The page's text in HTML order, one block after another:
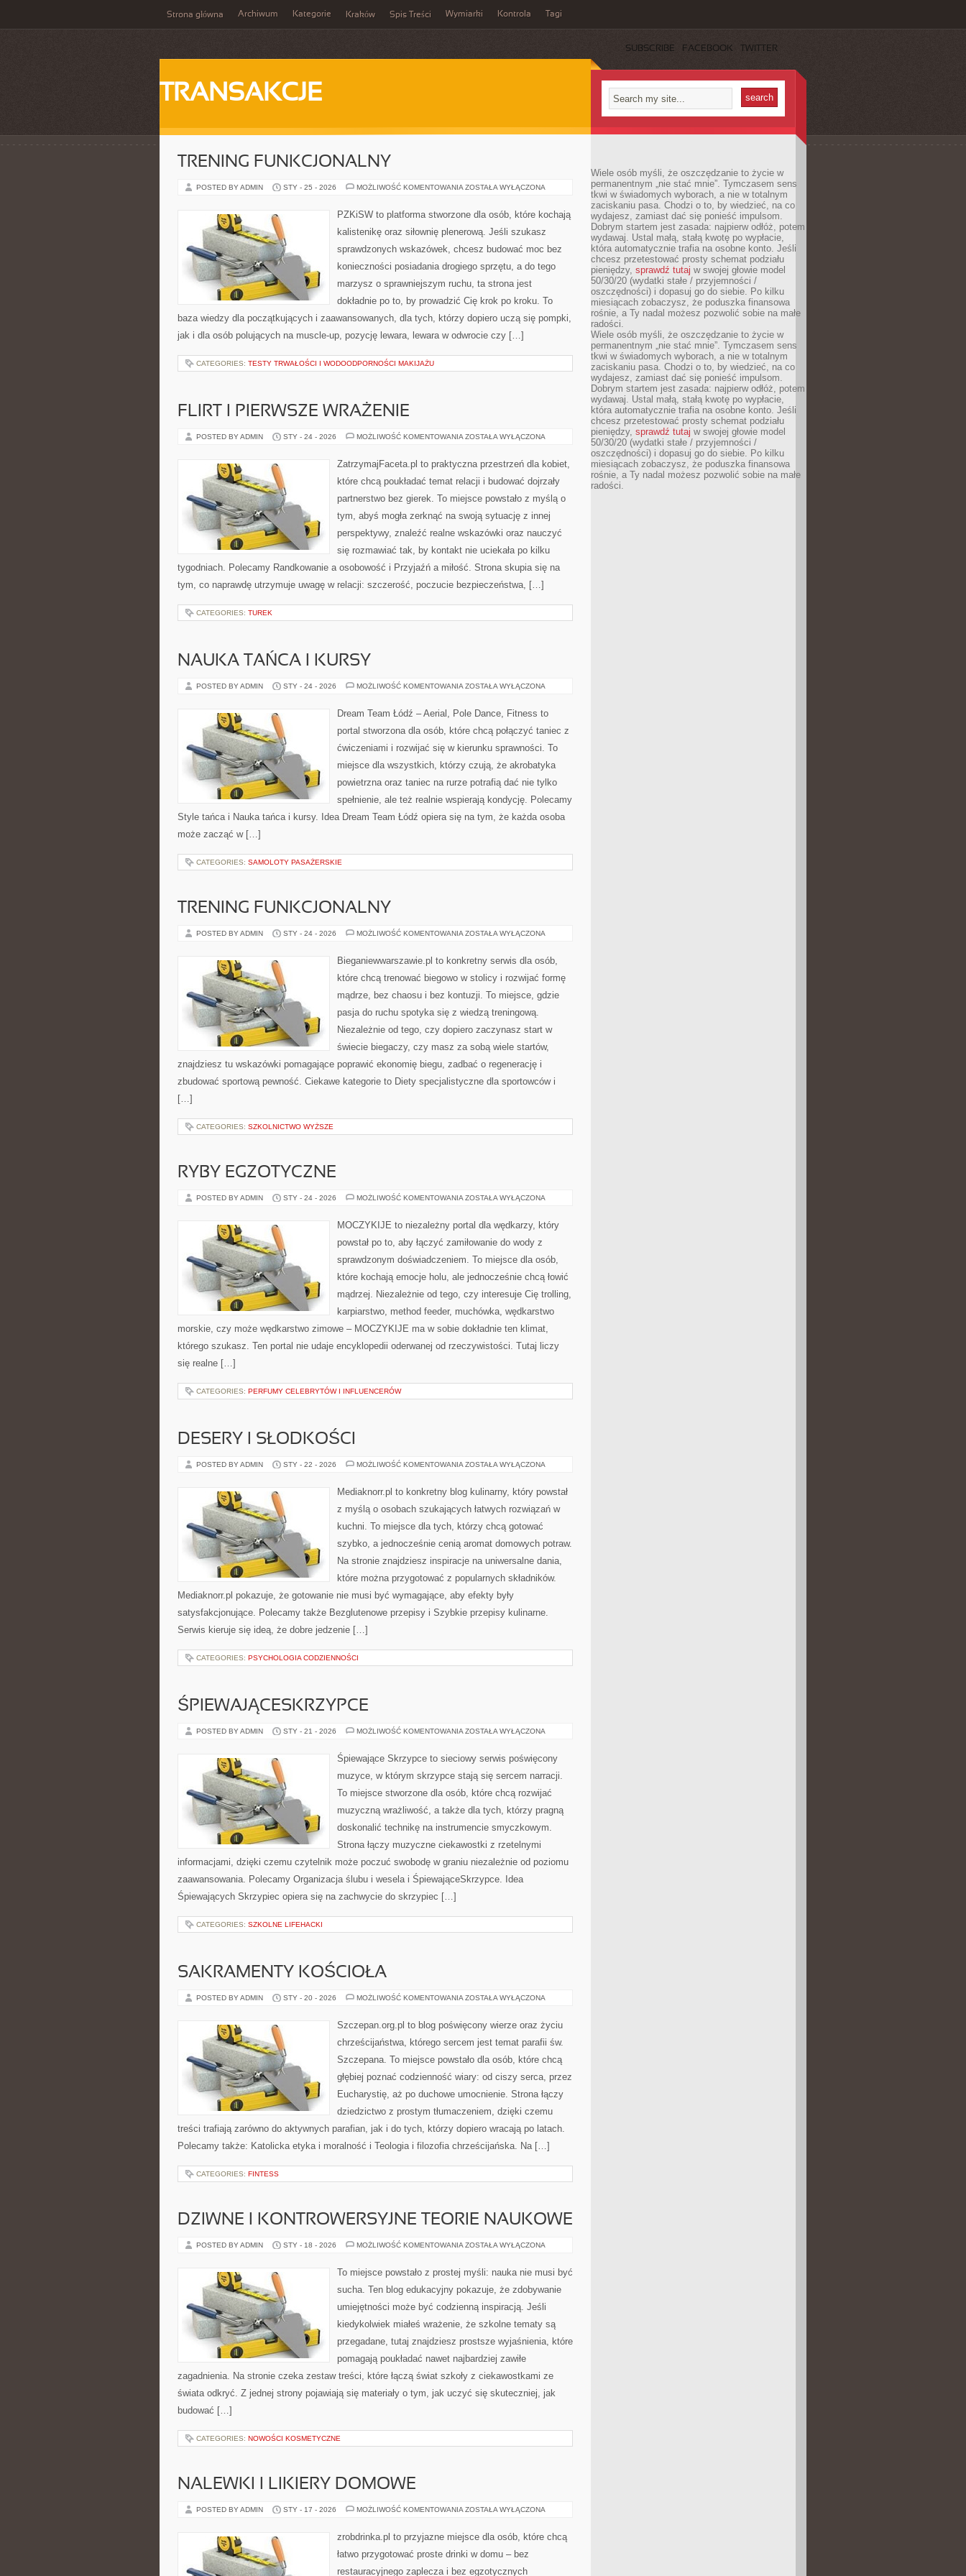
Strona główna Archiwum Kategorie Kraków Spis Treści Wymiarki Kontrola Tagi
SUBSCRIBE FACEBOOK TWITTER
TRANSAKCJE
TRENING FUNKCJONALNY
POSTED BY ADMIN STY - 25 - 2026 MOŻLIWOŚĆ KOMENTOWANIA TRENING
ZOSTAŁA WYŁĄCZONA
PZKiSW to platforma stworzone dla osób, które kochają
kalistenikę oraz siłownię plenerową. Jeśli szukasz
sprawdzonych wskazówek, chcesz budować moc bez
konieczności posiadania drogiego sprzętu, a do tego
marzysz o sprawniejszym ruchu, ta strona jest
dokładnie po to, by prowadzić Cię krok po kroku. To
baza wiedzy dla początkujących i zaawansowanych, dla tych, którzy dopiero uczą się pompki,
jak i dla osób polujących na muscle-up, pozycję lewara, lewara w odwrocie czy […]
CATEGORIES: TESTY TRWAŁOŚCI I WODOODPORNOŚCI MAKIJAŻU
FLIRT I PIERWSZE WRAŻENIE
POSTED BY ADMIN STY - 24 - 2026 MOŻLIWOŚĆ KOMENTOWANIA FLIRT
ZOSTAŁA WYŁĄCZONA
ZatrzymajFaceta.pl to praktyczna przestrzeń dla kobiet,
które chcą poukładać temat relacji i budować dojrzały
partnerstwo bez gierek. To miejsce powstało z myślą o
tym, abyś mogła zerknąć na swoją sytuację z innej
perspektywy, znaleźć realne wskazówki oraz nauczyć
się rozmawiać tak, by kontakt nie uciekała po kilku
tygodniach. Polecamy Randkowanie a osobowość i Przyjaźń a miłość. Strona skupia się na
tym, co naprawdę utrzymuje uwagę w relacji: szczerość, poczucie bezpieczeństwa, […]
CATEGORIES: TUREK
NAUKA TAŃCA I KURSY
POSTED BY ADMIN STY - 24 - 2026 MOŻLIWOŚĆ KOMENTOWANIA NAUKA
KURSY
ZOSTAŁA WYŁĄCZONA
Dream Team Łódź – Aerial, Pole Dance, Fitness to
portal stworzona dla osób, które chcą połączyć taniec z
ćwiczeniami i rozwijać się w kierunku sprawności. To
miejsce dla wszystkich, którzy czują, że akrobatyka
powietrzna oraz taniec na rurze potrafią dać nie tylko
spełnienie, ale też realnie wspierają kondycję. Polecamy
Style tańca i Nauka tańca i kursy. Idea Dream Team Łódź opiera się na tym, że każda osoba
może zacząć w […]
CATEGORIES: SAMOLOTY PASAŻERSKIE
TRENING FUNKCJONALNY
POSTED BY ADMIN STY - 24 - 2026 MOŻLIWOŚĆ KOMENTOWANIA TRENING
ZOSTAŁA WYŁĄCZONA
Bieganiewwarszawie.pl to konkretny serwis dla osób,
które chcą trenować biegowo w stolicy i rozwijać formę
mądrze, bez chaosu i bez kontuzji. To miejsce, gdzie
pasja do ruchu spotyka się z wiedzą treningową.
Niezależnie od tego, czy dopiero zaczynasz start w
świecie biegaczy, czy masz za sobą wiele startów,
znajdziesz tu wskazówki pomagające poprawić ekonomię biegu, zadbać o regenerację i
zbudować sportową pewność. Ciekawe kategorie to Diety specjalistyczne dla sportowców i
[…]
CATEGORIES: SZKOLNICTWO WYŻSZE
RYBY EGZOTYCZNE
POSTED BY ADMIN STY - 24 - 2026 MOŻLIWOŚĆ KOMENTOWANIA RYBY
ZOSTAŁA WYŁĄCZONA
MOCZYKIJE to niezależny portal dla wędkarzy, który
powstał po to, aby łączyć zamiłowanie do wody z
sprawdzonym doświadczeniem. To miejsce dla osób,
które kochają emocje holu, ale jednocześnie chcą łowić
mądrzej. Niezależnie od tego, czy interesuje Cię trolling,
karpiarstwo, method feeder, muchówka, wędkarstwo
morskie, czy może wędkarstwo zimowe – MOCZYKIJE ma w sobie dokładnie ten klimat,
którego szukasz. Ten portal nie udaje encyklopedii oderwanej od rzeczywistości. Tutaj liczy
się realne […]
CATEGORIES: PERFUMY CELEBRYTÓW I INFLUENCERÓW
DESERY I SŁODKOŚCI
POSTED BY ADMIN STY - 22 - 2026 MOŻLIWOŚĆ KOMENTOWANIA DESERY
ZOSTAŁA WYŁĄCZONA
Mediaknorr.pl to konkretny blog kulinarny, który powstał
z myślą o osobach szukających łatwych rozwiązań w
kuchni. To miejsce dla tych, którzy chcą gotować
szybko, a jednocześnie cenią aromat domowych potraw.
Na stronie znajdziesz inspiracje na uniwersalne dania,
które można przygotować z popularnych składników.
Mediaknorr.pl pokazuje, że gotowanie nie musi być wymagające, aby efekty były
satysfakcjonujące. Polecamy także Bezglutenowe przepisy i Szybkie przepisy kulinarne.
Serwis kieruje się ideą, że dobre jedzenie […]
CATEGORIES: PSYCHOLOGIA CODZIENNOŚCI
ŚPIEWAJĄCESKRZYPCE
POSTED BY ADMIN STY - 21 - 2026 MOŻLIWOŚĆ KOMENTOWANIA ŚPIEWAJĄCESKRZYPCE
ZOSTAŁA WYŁĄCZONA
Śpiewające Skrzypce to sieciowy serwis poświęcony
muzyce, w którym skrzypce stają się sercem narracji.
To miejsce stworzone dla osób, które chcą rozwijać
muzyczną wrażliwość, a także dla tych, którzy pragną
doskonalić technikę na instrumencie smyczkowym.
Strona łączy muzyczne ciekawostki z rzetelnymi
informacjami, dzięki czemu czytelnik może poczuć swobodę w graniu niezależnie od poziomu
zaawansowania. Polecamy Organizacja ślubu i wesela i ŚpiewająceSkrzypce. Idea
Śpiewających Skrzypiec opiera się na zachwycie do skrzypiec […]
CATEGORIES: SZKOLNE LIFEHACKI
SAKRAMENTY KOŚCIOŁA
POSTED BY ADMIN STY - 20 - 2026 MOŻLIWOŚĆ KOMENTOWANIA SAKRAMENTY
ZOSTAŁA WYŁĄCZONA
Szczepan.org.pl to blog poświęcony wierze oraz życiu
chrześcijaństwa, którego sercem jest temat parafii św.
Szczepana. To miejsce powstało dla osób, które chcą
głębiej poznać codzienność wiary: od ciszy serca, przez
Eucharystię, aż po duchowe umocnienie. Strona łączy
dziedzictwo z prostym tłumaczeniem, dzięki czemu
treści trafiają zarówno do aktywnych parafian, jak i do tych, którzy dopiero wracają po latach.
Polecamy także: Katolicka etyka i moralność i Teologia i filozofia chrześcijańska. Na […]
CATEGORIES: FINTESS
DZIWNE I KONTROWERSYJNE TEORIE NAUKOWE
POSTED BY ADMIN STY - 18 - 2026 MOŻLIWOŚĆ KOMENTOWANIA DZIWNE
TEORIE
NAUKOWE
ZOSTAŁA WYŁĄCZONA
To miejsce powstało z prostej myśli: nauka nie musi być
sucha. Ten blog edukacyjny pokazuje, że zdobywanie
umiejętności może być codzienną inspiracją. Jeśli
kiedykolwiek miałeś wrażenie, że szkolne tematy są
przegadane, tutaj znajdziesz prostsze wyjaśnienia, które
pomagają poukładać nawet najbardziej zawiłe
zagadnienia. Na stronie czeka zestaw treści, które łączą świat szkoły z ciekawostkami ze
świata odkryć. Z jednej strony pojawiają się materiały o tym, jak uczyć się skuteczniej, jak
budować […]
CATEGORIES: NOWOŚCI KOSMETYCZNE
NALEWKI I LIKIERY DOMOWE
POSTED BY ADMIN STY - 17 - 2026 MOŻLIWOŚĆ KOMENTOWANIA NALEWKI
DOMOWE
ZOSTAŁA WYŁĄCZONA
zrobdrinka.pl to przyjazne miejsce dla osób, które chcą
łatwo przygotować proste drinki w domu – bez
restauracyjnego zaplecza i bez egzotycznych
Wiele osób myśli, że oszczędzanie to życie w
permanentnym „nie stać mnie”. Tymczasem sens
tkwi w świadomych wyborach, a nie w totalnym
zaciskaniu pasa. Chodzi o to, by wiedzieć, na co
wydajesz, zamiast dać się ponieść impulsom.
Dobrym startem jest zasada: najpierw odłóż, potem
wydawaj. Ustal małą, stałą kwotę po wypłacie,
która automatycznie trafia na osobne konto. Jeśli
chcesz przetestować prosty schemat podziału
pieniędzy, sprawdź tutaj w swojej głowie model
50/30/20 (wydatki stałe / przyjemności /
oszczędności) i dopasuj go do siebie. Po kilku
miesiącach zobaczysz, że poduszka finansowa
rośnie, a Ty nadal możesz pozwolić sobie na małe
radości.
Wiele osób myśli, że oszczędzanie to życie w
permanentnym „nie stać mnie”. Tymczasem sens
tkwi w świadomych wyborach, a nie w totalnym
zaciskaniu pasa. Chodzi o to, by wiedzieć, na co
wydajesz, zamiast dać się ponieść impulsom.
Dobrym startem jest zasada: najpierw odłóż, potem
wydawaj. Ustal małą, stałą kwotę po wypłacie,
która automatycznie trafia na osobne konto. Jeśli
chcesz przetestować prosty schemat podziału
pieniędzy, sprawdź tutaj w swojej głowie model
50/30/20 (wydatki stałe / przyjemności /
oszczędności) i dopasuj go do siebie. Po kilku
miesiącach zobaczysz, że poduszka finansowa
rośnie, a Ty nadal możesz pozwolić sobie na małe
radości.